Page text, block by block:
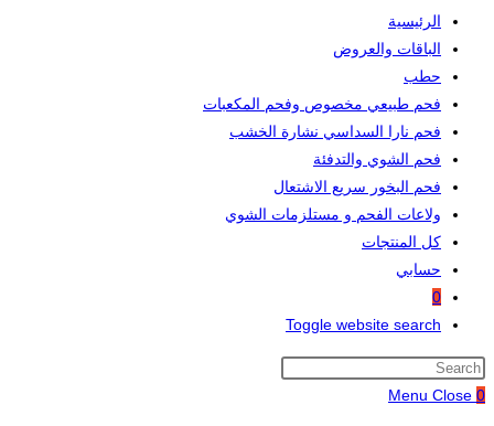
الرئيسية
الباقات والعروض
حطب
فحم طبيعي مخصوص وفحم المكعبات
فحم نارا السداسي نشارة الخشب
فحم الشوي والتدفئة
فحم البخور سريع الاشتعال
ولاعات الفحم و مستلزمات الشوي
كل المنتجات
حسابي
Toggle website search
Menu Close